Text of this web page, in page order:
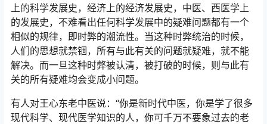
上的科学发展史，经济上的经济发展史，中医、西医学上
的发展史，不难看出任何科学发展中的疑难问题都有一个
相似的规律，即时弊的潮流性。当这种时弊统治的时候，
人们的思想就禁锢，所有与此有关的问题就疑难，就不能
解决。而一旦这种时弊被认清，被打破的时候，则与此有
关的所有疑难均会变成小问题。
有人对王心东老中医说：“你是新时代中医，你是学了很多
现代科学、现代医学知识的人，你可千万不要象过去的老